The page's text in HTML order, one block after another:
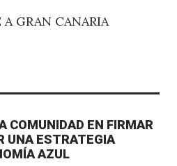
COMUNIDAD EN FIRMAR
UNA ESTRATEGIA
AZUL